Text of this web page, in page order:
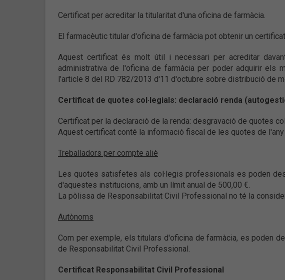
Certificat per acreditar la titularitat d'una oficina de farmàcia.
El farmacèutic titular d'oficina de farmàcia pot obtenir un
Aquest certificat és molt útil i necessari per acreditar
administrativa de l'oficina de farmàcia per poder adquirir els
l’article 8 del RD 782/2013 d'11 d'octubre sobre distribució de
Certificat de quotes col·legials: declaració renda
Certificat per la declaració de la renda: desgravació de quotes
Aquest certificat conté la informació fiscal de les quotes de l'any
Treballadors per compte aliè
Les quotes satisfetes als col·legis professionals es poden
d'aquestes institucions, amb un límit anual de 500,00 €.
La pòlissa de Responsabilitat Civil Professional no té la
Autònoms
Com per exemple, els titulars d'oficina de farmàcia, es poden
de Responsabilitat Civil Professional.
Certificat Responsabilitat Civil Professional